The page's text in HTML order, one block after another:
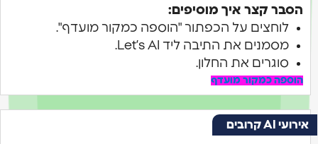
הסבר קצר איך מוסיפים:
לוחצים על הכפתור "הוספה כמקור מועדף".
מסמנים את התיבה ליד Let’s AI.
סוגרים את החלון.
הוספה כמקור מועדף
אירועי AI קרובים